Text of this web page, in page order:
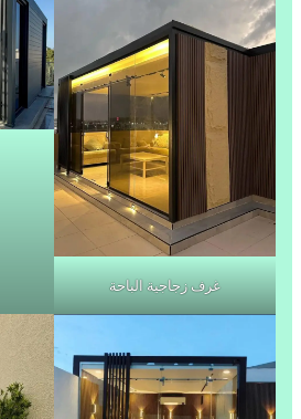
غرف زجاجية الباحة